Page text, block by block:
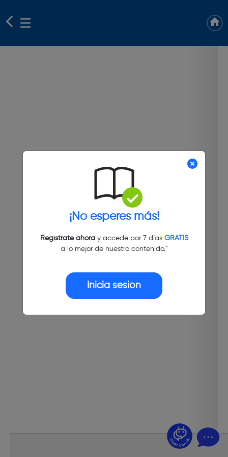
¡No esperes más!
Regístrate ahoray accede por 7 días GRATIS
a lo mejor de nuestro contenido."
Inicia sesión